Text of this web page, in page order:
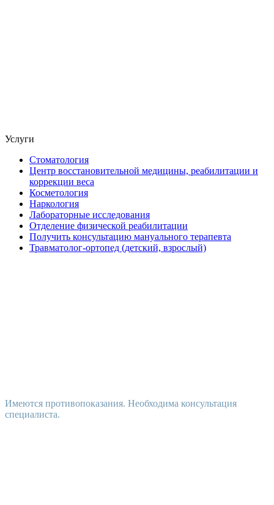
Услуги
Стоматология
Центр восстановительной медицины, реабилитации и
коррекции веса
Косметология
Наркология
Лабораторные исследования
Отделение физической реабилитации
Получить консультацию мануального терапевта
Травматолог-ортопед (детский, взрослый)
Имеются противопоказания. Необходима консультация
специалиста.